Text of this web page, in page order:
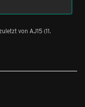
von AJ15(11.